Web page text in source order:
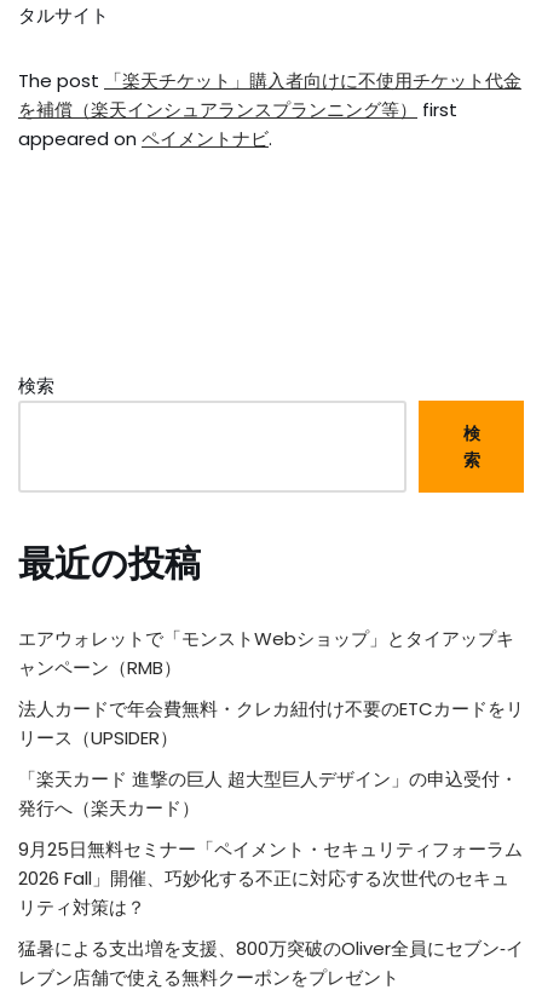
タルサイト
The post
「楽天チケット」購入者向けに不使用チケット代金
を補償（楽天インシュアランスプランニング等）
first
appeared on ペイメントナビ.
検索
検
索
最近の投稿
エアウォレットで「モンストWebショップ」とタイアップキ
ャンペーン（RMB）
法人カードで年会費無料・クレカ紐付け不要のETCカードをリ
リース（UPSIDER）
「楽天カード 進撃の巨人 超大型巨人デザイン」の申込受付・
発行へ（楽天カード）
9月25日無料セミナー「ペイメント・セキュリティフォーラム
2026 Fall」開催、巧妙化する不正に対応する次世代のセキュ
リティ対策は？
猛暑による支出増を支援、800万突破のOliver全員にセブン‐イ
レブン店舗で使える無料クーポンをプレゼント